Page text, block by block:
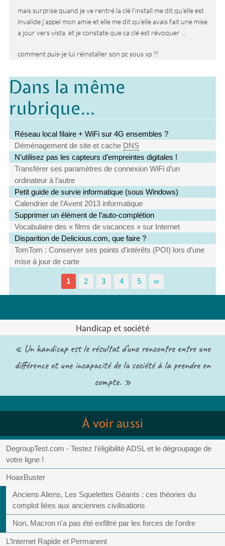
mais surprise quand je ve rentré la clé l’install me dit qu’elle est
invalide j’appel mon amie et elle me dit qu’elle avais fait une mise
a jour vers vista. et je constate que ca clé est révoquer …
comment puis-je lui réinstaller son pc sous xp ??
Dans la même
rubrique…
Réseau local filaire + WiFi sur 4G ensembles ?
Déménagement de site et cache DNS
N’utilisez pas les capteurs d’empreintes digitales !
Transférer ses paramètres de connexion WiFi d’un
ordinateur à l’autre
Petit guide de survie informatique (sous Windows)
Calendrier de l’Avent 2013 informatique
Supprimer un élément de l’auto-complétion
Vocabulaire des « films de vacances » sur Internet
Disparition de Delicious.com, que faire ?
TomTom : Conserver ses points d’intérêts (POI) lors d’une
mise à jour de carte
1 2 3 4 5 ∞
Handicap et société
« Un handicap est le résultat d’une rencontre entre une
différence et une incapacité de la société à la prendre en
compte. »
À voir aussi
DegroupTest.com - Testez l’éligibilité ADSL et le dégroupage de
votre ligne !
HoaxBuster
Anciens Aliens, Les Squelettes Géants : ces théories du
complot liées aux anciennes civilisations
Non, Macron n'a pas été exfiltré par les forces de l'ordre
L’Internet Rapide et Permanent